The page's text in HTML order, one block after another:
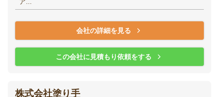
会社の詳細を見る
この会社に見積もり依頼をする
株式会社塗り手